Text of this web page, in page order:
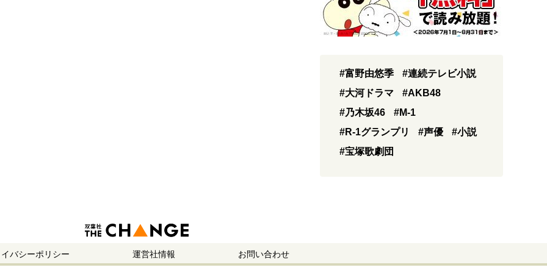
#富野由悠季
#連続テレビ小説
#大河ドラマ
#AKB48
#乃木坂46
#M-1
#R-1グランプリ
#声優
#小説
#宝塚歌劇団
バシーポリシー 運営社情報 お問い合わせ